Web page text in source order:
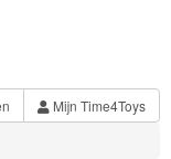
Mijn Time4Toys